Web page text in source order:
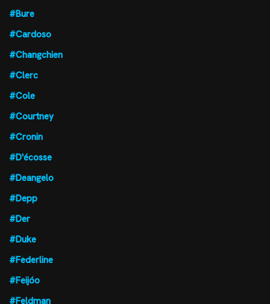
#Bure
#Cardoso
#Changchien
#Clerc
#Cole
#Courtney
#Cronin
#D'écosse
#Deangelo
#Depp
#Der
#Duke
#Federline
#Feijóo
#Feldman